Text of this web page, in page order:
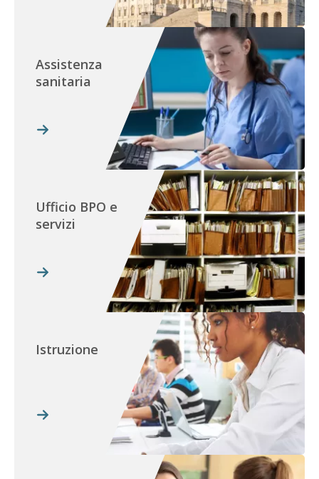
Assistenza
sanitaria
Ufficio BPO e
servizi
Istruzione